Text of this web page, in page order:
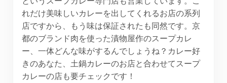
れだけ美味しいカレーを出してくれるお店の系列
店ですから、もう味は保証されたも同然です。京
都のブランド肉を使った漬物屋作のスープカレ
ー、一体どんな味がするんでしょうね？カレー好
きのあなた、土鍋カレーのお店と合わせてスープ
カレーの店も要チェックです！